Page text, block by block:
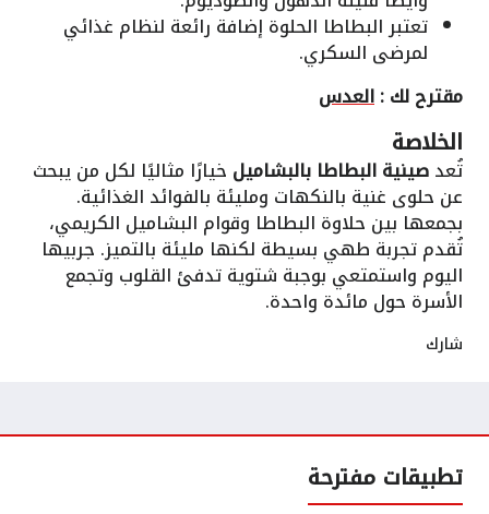
تعتبر البطاطا الحلوة إضافة رائعة لنظام غذائي
لمرضى السكري.
مقترح لك :العدس
الخلاصة
تُعدصينية البطاطا بالبشاميل خيارًا مثاليًا لكل من يبحث
عن حلوى غنية بالنكهات ومليئة بالفوائد الغذائية.
بجمعها بين حلاوة البطاطا وقوام البشاميل الكريمي،
تُقدم تجربة طهي بسيطة لكنها مليئة بالتميز. جربيها
اليوم واستمتعي بوجبة شتوية تدفئ القلوب وتجمع
الأسرة حول مائدة واحدة.
شارك
تطبيقات مفترحة